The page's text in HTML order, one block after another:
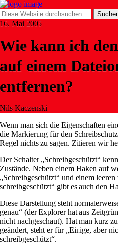
16. Mai 2005
Wie kann ich
auf einem
entfernen?
Nils Kaczenski
Wenn man sich die Eigenschaften
die Markierung für den
Regel nichts zu sagen. Zitieren wir
Der Schalter „Schreibgeschützt“
Zustände. Neben einem Haken auf
„Schreibgeschützt“ und einem
schreibgeschützt“ gibt es auch den
Diese Darstellung steht
genau“ (der Explorer hat aus
nicht nachgeschaut). Hat man kurz
geändert, steht er für „Einige, aber
schreibgeschützt“.